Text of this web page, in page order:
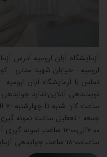
آزمایشگاه آبان ارومیه آدرس
ارومیه - خیابان شهید مدنی -
تماس با آزمایشگاه آبان
نوبت‌دهی آنلاین:ندارد
جمعه : تعطیل ساعت نمونه
7:00الی12:00 ساعت
ساعت18:00 ساعت جوابدهی آزمایش ‌ها15:30 الی …